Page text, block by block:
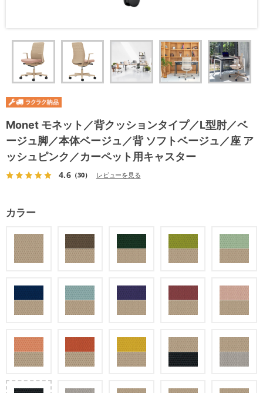
Monet モネット／背クッションタイプ／L型肘／ベ
ージュ脚／本体ベージュ／背 ソフトベージュ／座 ア
ッシュピンク／カーペット用キャスター
4.6（30） レビューを見る
カラー